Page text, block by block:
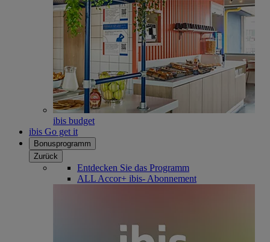
ibis budget
ibis Go get it
Bonusprogramm
Zurück
Entdecken Sie das Programm
ALL Accor+ ibis- Abonnement